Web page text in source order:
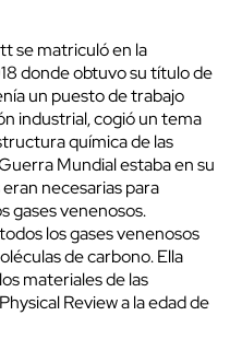
se matriculó en la
donde obtuvo su título de
un puesto de trabajo
industrial, cogió un tema
química de las
Mundial estaba en su
necesarias para
gases venenosos.
los gases venenosos
de carbono. Ella
materiales de las
Review a la edad de